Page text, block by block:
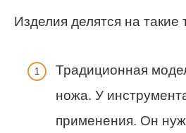
Изделия делятся на такие
Традиционная
ножа. У
применения. Он